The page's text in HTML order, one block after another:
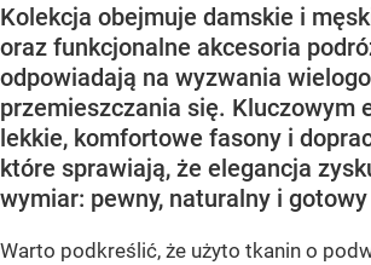
Kolekcja obejmuje damskie i
oraz funkcjonalne akcesoria
odpowiadają na wyzwania
przemieszczania się. Kluczowym
lekkie, komfortowe fasony i
które sprawiają, że elegancja
wymiar: pewny, naturalny i gotowy
Warto podkreślić, że użyto tkanin o